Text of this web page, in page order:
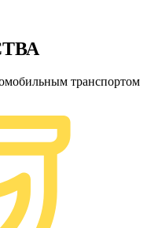
транспортом